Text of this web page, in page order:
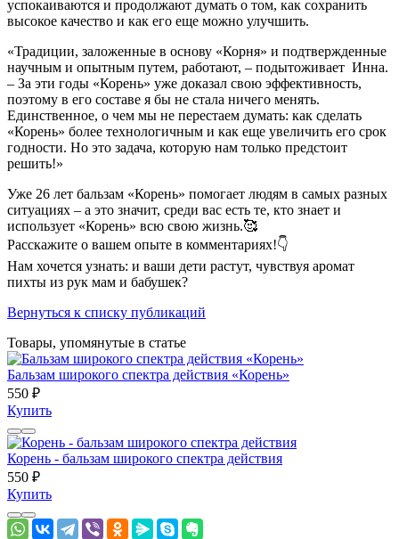
успокаиваются и продолжают думать о том, как сохранить
высокое качество и как его еще можно улучшить.
«Традиции, заложенные в основу «Корня» и подтвержденные
научным и опытным путем, работают, – подытоживает Инна.
– За эти годы «Корень» уже доказал свою эффективность,
поэтому в его составе я бы не стала ничего менять.
Единственное, о чем мы не перестаем думать: как сделать
«Корень» более технологичным и как еще увеличить его срок
годности. Но это задача, которую нам только предстоит
решить!»
Уже 26 лет бальзам «Корень» помогает людям в самых разных
ситуациях – а это значит, среди вас есть те, кто знает и
использует «Корень» всю свою жизнь.🥰
Расскажите о вашем опыте в комментариях!👇
Нам хочется узнать: и ваши дети растут, чувствуя аромат
пихты из рук мам и бабушек?
Вернуться к списку публикаций
Товары, упомянутые в статье
Бальзам широкого спектра действия «Корень»
550 ₽
Купить
Корень - бальзам широкого спектра действия
550 ₽
Купить